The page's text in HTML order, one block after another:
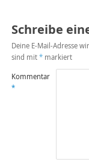
Schreibe
Deine E-Mail-Adresse
sind mit *markiert
Kommentar
*